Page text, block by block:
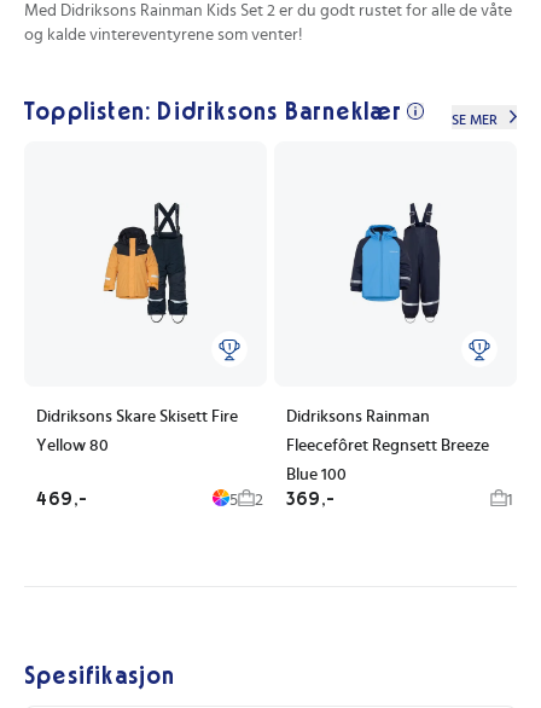
Med Didriksons Rainman Kids Set 2 er du godt rustet for alle de våte
og kalde vintereventyrene som venter!
Topplisten: Didriksons Barneklær SE MER
Didriksons Skare Skisett Fire
Yellow 80
469,- 5 2
Didriksons Rainman
Fleecefôret Regnsett Breeze
Blue 100
369,- 1
Spesifikasjon